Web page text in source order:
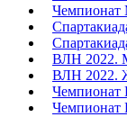
ВЛН 2022.
ВЛН 2022.
Чемпионат
Чемпионат